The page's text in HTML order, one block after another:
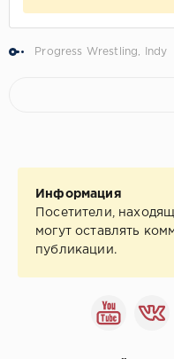
Progress Wrestling, Indy
Информация
Посетители,
могут оставлять
публикации.